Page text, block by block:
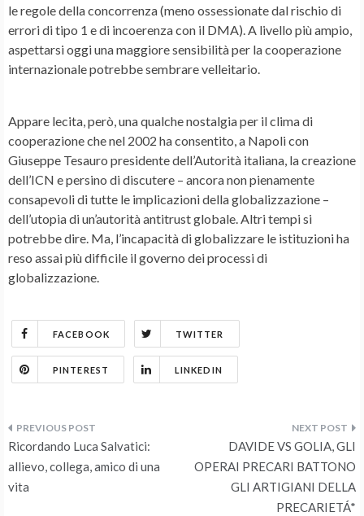
le regole della concorrenza (meno ossessionate dal rischio di
errori di tipo 1 e di incoerenza con il DMA). A livello più ampio,
aspettarsi oggi una maggiore sensibilità per la cooperazione
internazionale potrebbe sembrare velleitario.
Appare lecita, però, una qualche nostalgia per il clima di
cooperazione che nel 2002 ha consentito, a Napoli con
Giuseppe Tesauro presidente dell’Autorità italiana, la creazione
dell’ICN e persino di discutere – ancora non pienamente
consapevoli di tutte le implicazioni della globalizzazione –
dell’utopia di un’autorità antitrust globale. Altri tempi si
potrebbe dire. Ma, l’incapacità di globalizzare le istituzioni ha
reso assai più difficile il governo dei processi di
globalizzazione.
FACEBOOK TWITTER
PINTEREST LINKEDIN
Navigazione
articoli
Ricordando Luca Salvatici:
allievo, collega, amico di una
vita
DAVIDE VS GOLIA, GLI
OPERAI PRECARI BATTONO
GLI ARTIGIANI DELLA
PRECARIETÁ*